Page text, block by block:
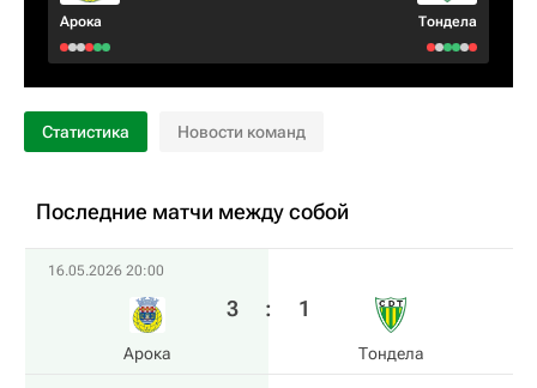
Арока Тондела
Статистика Новости команд
Последние матчи между собой
16.05.2026 20:00
Арока
3 : 1
Тондела